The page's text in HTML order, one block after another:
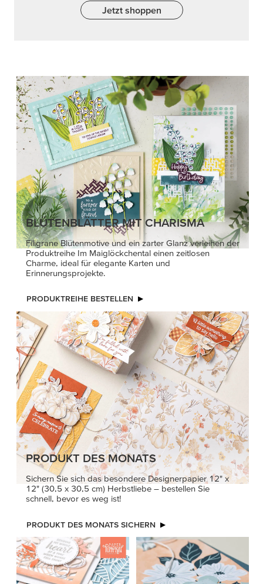
Jetzt shoppen
BLÜTENBLÄTTER MIT CHARISMA
Filigrane Blütenmotive und ein zarter Glanz verleihen der
Produktreihe Im Maiglöckchental einen zeitlosen
Charme, ideal für elegante Karten und
Erinnerungsprojekte.
PRODUKTREIHE BESTELLEN
PRODUKT DES MONATS
Sichern Sie sich das besondere Designerpapier 12" x
12" (30,5 x 30,5 cm) Herbstliebe – bestellen Sie
schnell, bevor es weg ist!
PRODUKT DES MONATS SICHERN